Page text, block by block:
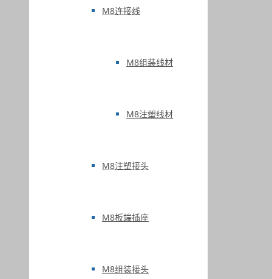
M8连接线
M8组装线材
M8注塑线材
M8注塑接头
M8板端插座
M8组装接头